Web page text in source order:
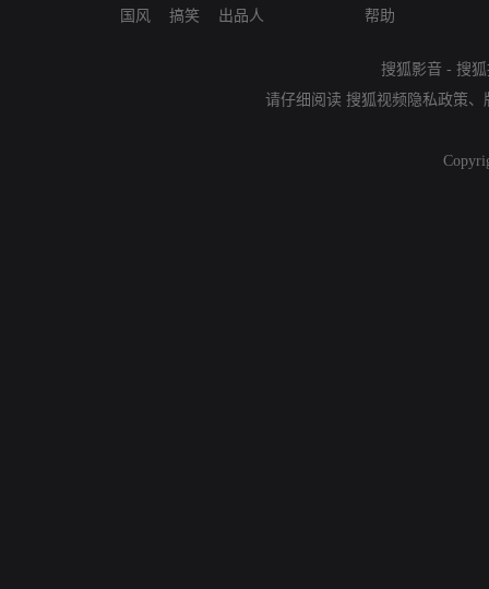
国风
搞笑
出品人
帮助
搜狐影音 - 搜
请仔细阅读 搜狐视频隐私政策、